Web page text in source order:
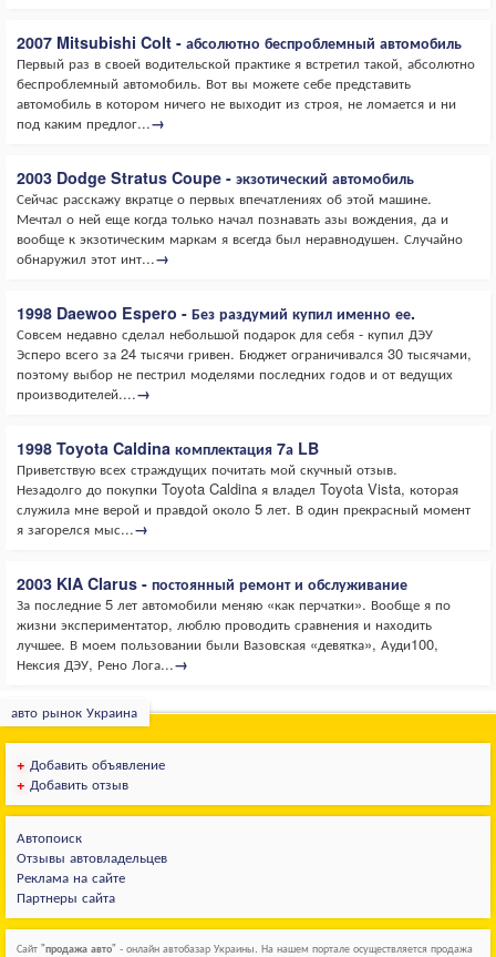
2007 Mitsubishi Colt - абсолютно беспроблемный автомобиль
Первый раз в своей водительской практике я встретил такой, абсолютно
беспроблемный автомобиль. Вот вы можете себе представить
автомобиль в котором ничего не выходит из строя, не ломается и ни
под каким предлог...→
2003 Dodge Stratus Coupe - экзотический автомобиль
Сейчас расскажу вкратце о первых впечатлениях об этой машине.
Мечтал о ней еще когда только начал познавать азы вождения, да и
вообще к экзотическим маркам я всегда был неравнодушен. Случайно
обнаружил этот инт...→
1998 Daewoo Espero - Без раздумий купил именно ее.
Совсем недавно сделал небольшой подарок для себя - купил ДЭУ
Эсперо всего за 24 тысячи гривен. Бюджет ограничивался 30 тысячами,
поэтому выбор не пестрил моделями последних годов и от ведущих
производителей....→
1998 Toyota Caldina комплектация 7а LB
Приветствую всех страждущих почитать мой скучный отзыв.
Незадолго до покупки Toyota Caldina я владел Toyota Vista, которая
служила мне верой и правдой около 5 лет. В один прекрасный момент
я загорелся мыс...→
2003 KIA Clarus - постоянный ремонт и обслуживание
За последние 5 лет автомобили меняю «как перчатки». Вообще я по
жизни экспериментатор, люблю проводить сравнения и находить
лучшее. В моем пользовании были Вазовская «девятка», Ауди100,
Нексия ДЭУ, Рено Лога...→
авто рынок Украина
+ Добавить объявление
+ Добавить отзыв
Автопоиск
Отзывы автовладельцев
Реклама на сайте
Партнеры сайта
Сайт "продажа авто" - онлайн автобазар Украины. На нашем портале осуществляется продажа